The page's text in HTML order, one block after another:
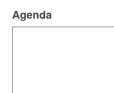
Agenda